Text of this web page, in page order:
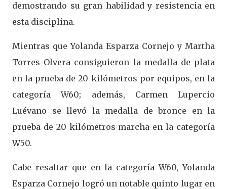
demostrando su gran habilidad y resistencia en
esta disciplina.
Mientras que Yolanda Esparza Cornejo y Martha
Torres Olvera consiguieron la medalla de plata
en la prueba de 20 kilómetros por equipos, en la
categoría W60; además, Carmen Lupercio
Luévano se llevó la medalla de bronce en la
prueba de 20 kilómetros marcha en la categoría
W50.
Cabe resaltar que en la categoría W60, Yolanda
Esparza Cornejo logró un notable quinto lugar en